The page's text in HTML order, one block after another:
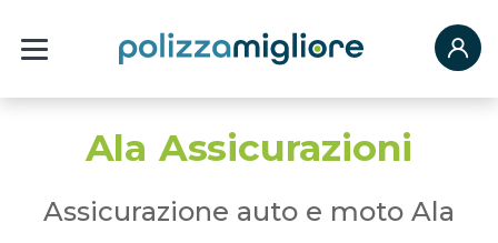
Ala Assicurazioni
Assicurazione auto e moto Ala